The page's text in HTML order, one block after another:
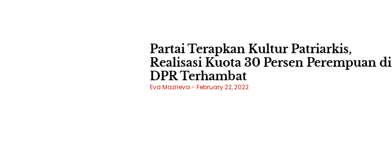
Partai Terapkan Kultur Patriarkis,
Realisasi Kuota 30 Persen Perempuan di
DPR Terhambat
Eva Mazrieva February 22, 2022